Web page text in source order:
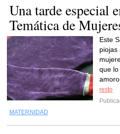
Una tarde especial
Temática de
Este
piojas
que lo
resto
MATERNIDAD